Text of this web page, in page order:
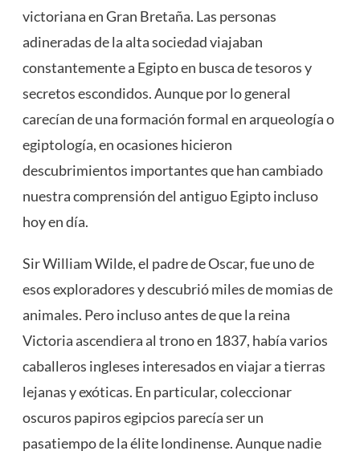
victoriana en Gran Bretaña. Las personas
adineradas de la alta sociedad viajaban
constantemente a Egipto en busca de tesoros y
secretos escondidos. Aunque por lo general
carecían de una formación formal en arqueología o
egiptología, en ocasiones hicieron
descubrimientos importantes que han cambiado
nuestra comprensión del antiguo Egipto incluso
hoy en día.
Sir William Wilde, el padre de Oscar, fue uno de
esos exploradores y descubrió miles de momias de
animales. Pero incluso antes de que la reina
Victoria ascendiera al trono en 1837, había varios
caballeros ingleses interesados ​​en viajar a tierras
lejanas y exóticas. En particular, coleccionar
oscuros papiros egipcios parecía ser un
pasatiempo de la élite londinense. Aunque nadie